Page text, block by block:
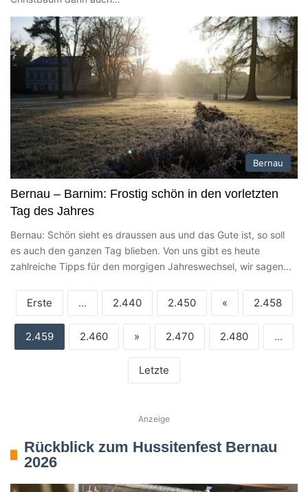
Bernau
Bernau – Barnim: Frostig schön in den vorletzten
Tag des Jahres
Bernau: Schön sieht es draussen aus und das Gute ist, so soll
es auch den ganzen Tag blieben. Von uns gibt es heute
zahlreiche Tipps für den morgigen Jahreswechsel, wir sagen…
Erste ... 2.440 2.450 « 2.458
2.459 2.460 » 2.470 2.480 ...
Letzte
Anzeige
Rückblick zum Hussitenfest Bernau
2026